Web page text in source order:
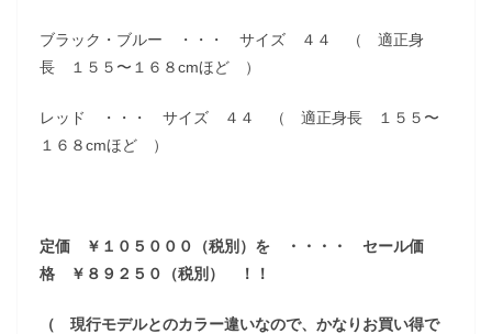
ブラック・ブルー ・・・ サイズ ４４ （ 適正身
長 １５５〜１６８cmほど ）
レッド ・・・ サイズ ４４ （ 適正身長 １５５〜
１６８cmほど ）
定価 ￥１０５０００（税別）を ・・・・ セール価
格 ￥８９２５０（税別） ！！
（ 現行モデルとのカラー違いなので、かなりお買い得で